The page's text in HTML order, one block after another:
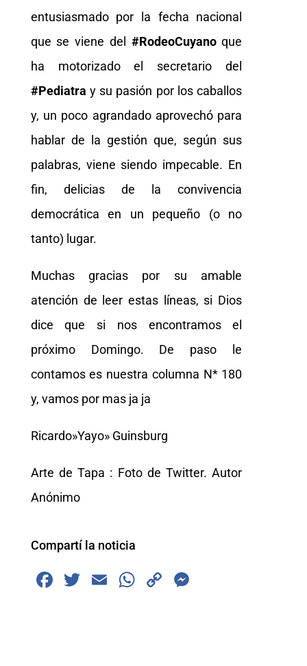
entusiasmado por la fecha nacional
que se viene del #RodeoCuyanoque
ha motorizado el secretario del
#Pediatra y su pasión por los caballos
y, un poco agrandado aprovechó para
hablar de la gestión que, según sus
palabras, viene siendo impecable. En
fin, delicias de la convivencia
democrática en un pequeño (o no
tanto) lugar.
Muchas gracias por su amable
atención de leer estas líneas, si Dios
dice que si nos encontramos el
próximo Domingo. De paso le
contamos es nuestra columna N* 180
y, vamos por mas ja ja
Ricardo»Yayo» Guinsburg
Arte de Tapa : Foto de Twitter. Autor
Anónimo
Compartí la noticia
F
T
E
W
C